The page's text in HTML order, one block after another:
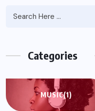
Categories
MUSIC(1)